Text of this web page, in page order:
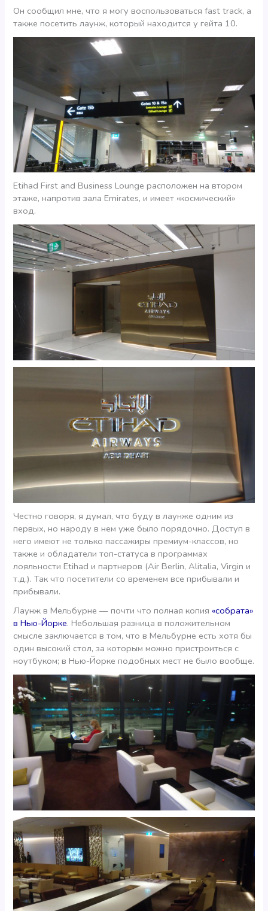
Он сообщил мне, что я могу воспользоваться fast track, а
также посетить лаунж, который находится у гейта 10.
Etihad First and Business Lounge расположен на втором
этаже, напротив зала Emirates, и имеет «космический»
вход.
Честно говоря, я думал, что буду в лаунже одним из
первых, но народу в нем уже было порядочно. Доступ в
него имеют не только пассажиры премиум-классов, но
также и обладатели топ-статуса в программах
лояльности Etihad и партнеров (Air Berlin, Alitalia, Virgin и
т.д.). Так что посетители со временем все прибывали и
прибывали.
Лаунж в Мельбурне — почти что полная копия «собрата»
в Нью-Йорке. Небольшая разница в положительном
смысле заключается в том, что в Мельбурне есть хотя бы
один высокий стол, за которым можно пристроиться с
ноутбуком; в Нью-Йорке подобных мест не было вообще.